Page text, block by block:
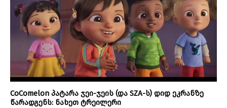
CoComelon პატარა ჯეი-ჯეის (და SZA-ს) დიდ ეკრანზე
წარადგენს: ნახეთ ტრეილერი